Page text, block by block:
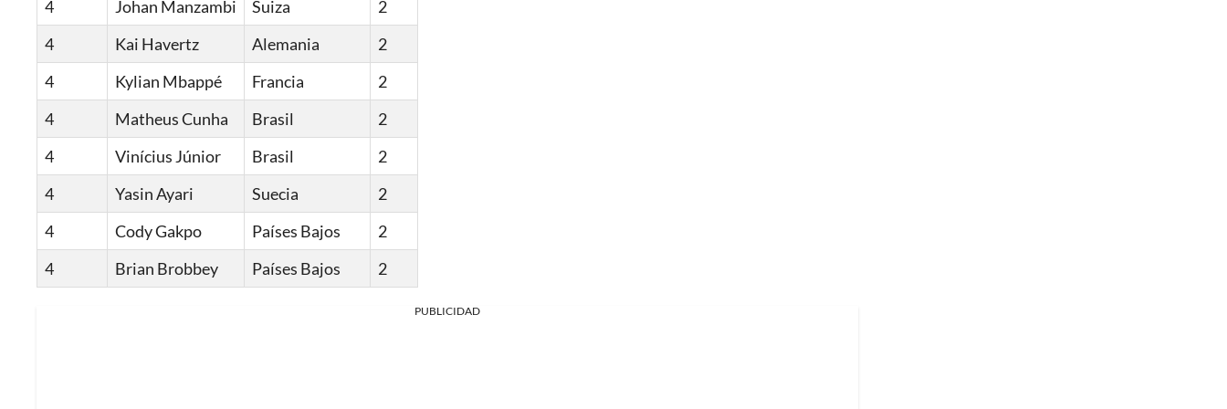
4 Johan Manzambi Suiza
2
4
Kai Havertz Alemania
2
4
Kylian Mbappé Francia
2
4
Matheus Cunha Brasil
2
4
Vinícius Júnior Brasil
2
4
Yasin Ayari Suecia
2
4
Cody Gakpo Países Bajos
2
4
Brian Brobbey Países Bajos 2
PUBLICIDAD